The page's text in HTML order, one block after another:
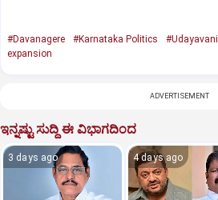
#Davanagere #Karnataka Politics #Udayavani
expansion
ADVERTISEMENT
ಇನ್ನಷ್ಟು ಸುದ್ದಿ ಈ ವಿಭಾಗದಿಂದ
3 days ago 4 days ago